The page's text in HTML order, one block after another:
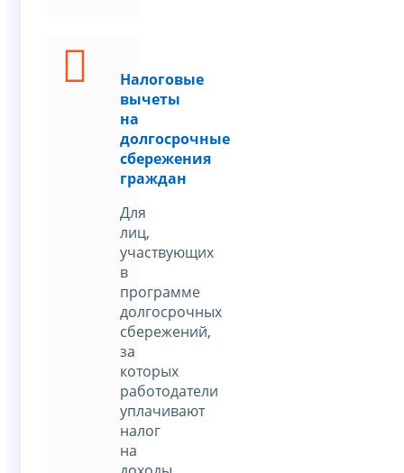
Налоговые
вычеты
на
долгосрочные
сбережения
граждан
Для
лиц,
участвующих
в
программе
долгосрочных
сбережений,
за
которых
работодатели
уплачивают
налог
на